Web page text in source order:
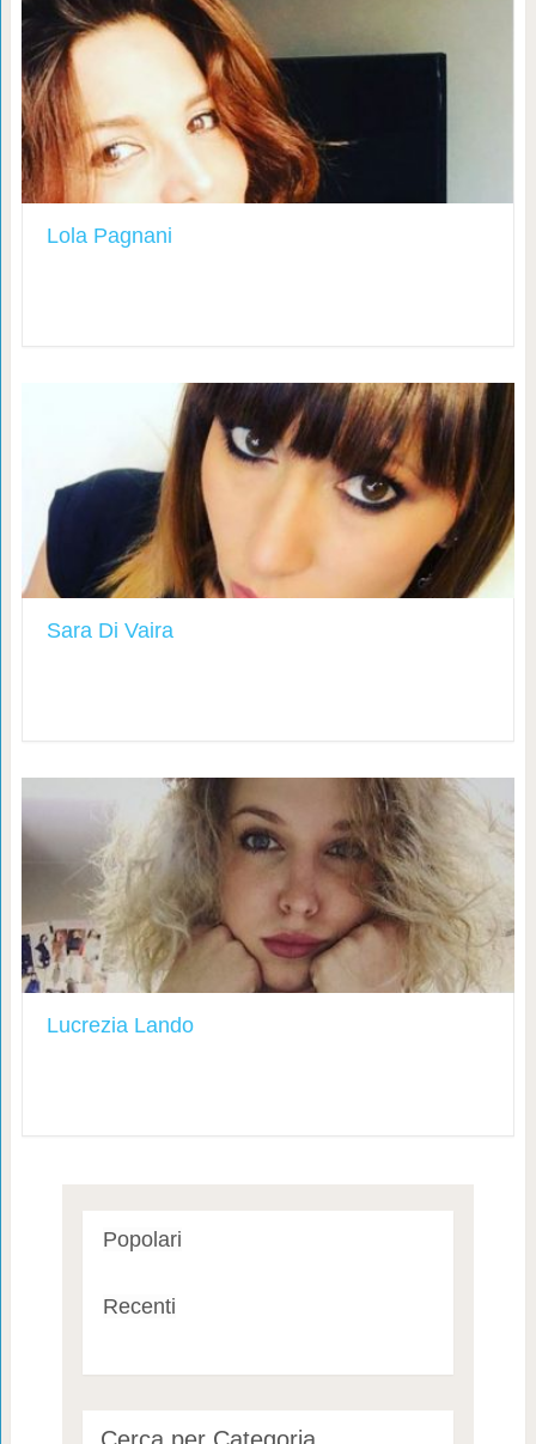
Lola Pagnani
Sara Di Vaira
Lucrezia Lando
Popolari
Recenti